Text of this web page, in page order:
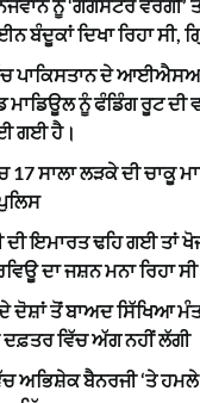
ਨੂੰ ‘ਗੈਂਗਸਟਰ ਵਰਗੀ’
ਬੰਦੂਕਾਂ ਦਿਖਾ ਰਿਹਾ ਸੀ,
ਪਾਕਿਸਤਾਨ ਦੇ
ਨੂੰ ਫੰਡਿੰਗ ਰੂਟ ਦੀ
ਗਈ ਹੈ।
17 ਸਾਲਾ ਲੜਕੇ ਦੀ ਚਾਕੂ
ਦੀ ਇਮਾਰਤ ਢਹਿ ਗਈ ਤਾਂ
ਦਾ ਜਸ਼ਨ ਮਨਾ ਰਿਹਾ ਸੀ
ਦੋਸ਼ਾਂ ਤੋਂ ਬਾਅਦ ਸਿੱਖਿਆ
ਦਫ਼ਤਰ ਵਿੱਚ ਅੱਗ ਨਹੀਂ ਲੱਗੀ
ਅਭਿਸ਼ੇਕ ਬੈਨਰਜੀ ‘ਤੇ ਹਮਲੇ